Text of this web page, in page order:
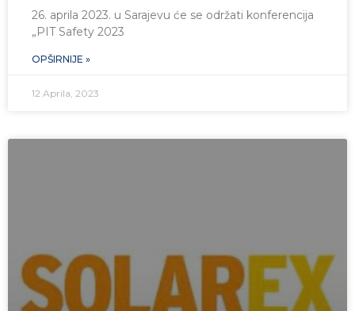
26. aprila 2023. u Sarajevu će se održati konferencija
„PIT Safety 2023
OPŠIRNIJE »
12 Aprila, 2023